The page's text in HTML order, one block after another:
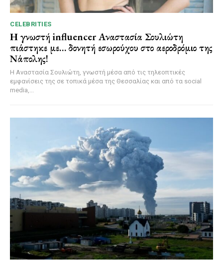
CELEBRITIES
Η γνωστή influencer Αναστασία Σουλιώτη
πιάστηκε με… δονητή εσωρούχου στο αεροδρόμιο της
Νάπολης!
Η Αναστασία Σουλιώτη, γνωστή μέσα από τις τηλεοπτικές
εμφανίσεις της σε τοπικά μέσα της Θεσσαλίας και από τα social
media,...